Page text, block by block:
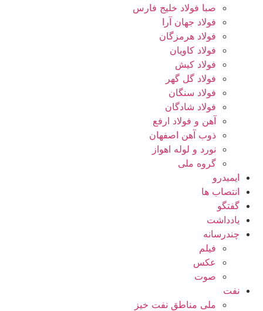
صبا فولاد خلیج فارس
فولاد جهان آرا
فولاد هرمزگان
فولاد کاویان
فولاد کیش
فولاد گل گهر
فولاد سنگان
فولاد شادگان
آهن و فولاد ارفع
ذوب آهن اصفهان
نورد و لوله اهواز
گروه ملی
ایمیدرو
انتصاب ها
گفتگو
یادداشت
چندرسانه
فیلم
عکس
صوت
نفت
ملی مناطق نفت خیز